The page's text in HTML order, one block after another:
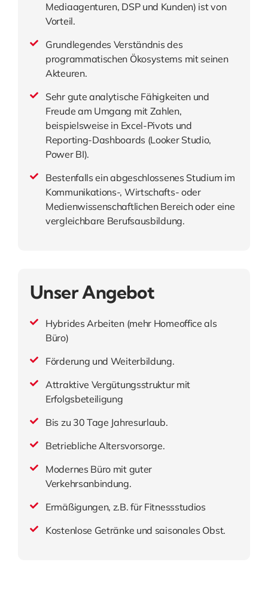
Mediaagenturen, DSP und Kunden) ist von
Vorteil.
Grundlegendes Verständnis des
programmatischen Ökosystems mit seinen
Akteuren.
Sehr gute analytische Fähigkeiten und
Freude am Umgang mit Zahlen,
beispielsweise in Excel-Pivots und
Reporting-Dashboards (Looker Studio,
Power BI).
Bestenfalls ein abgeschlossenes Studium im
Kommunikations-, Wirtschafts- oder
Medienwissenschaftlichen Bereich oder eine
vergleichbare Berufsausbildung.
Unser Angebot
Hybrides Arbeiten (mehr Homeoffice als
Büro)
Förderung und Weiterbildung.
Attraktive Vergütungsstruktur mit
Erfolgsbeteiligung
Bis zu 30 Tage Jahresurlaub.
Betriebliche Altersvorsorge.
Modernes Büro mit guter
Verkehrsanbindung.
Ermäßigungen, z.B. für Fitnessstudios
Kostenlose Getränke und saisonales Obst.